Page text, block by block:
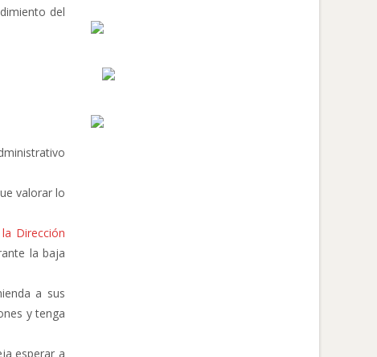
del
valorar lo
Dirección
la baja
a sus
y tenga
esperar a